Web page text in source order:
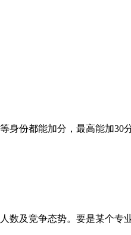
份都能加分，最高能加30
及竞争态势。要是某个专